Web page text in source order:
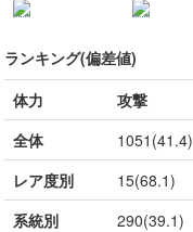
ランキング(偏差値)
体力
攻撃
全体
1051(41.4)
レア度別
15(68.1)
系統別
290(39.1)